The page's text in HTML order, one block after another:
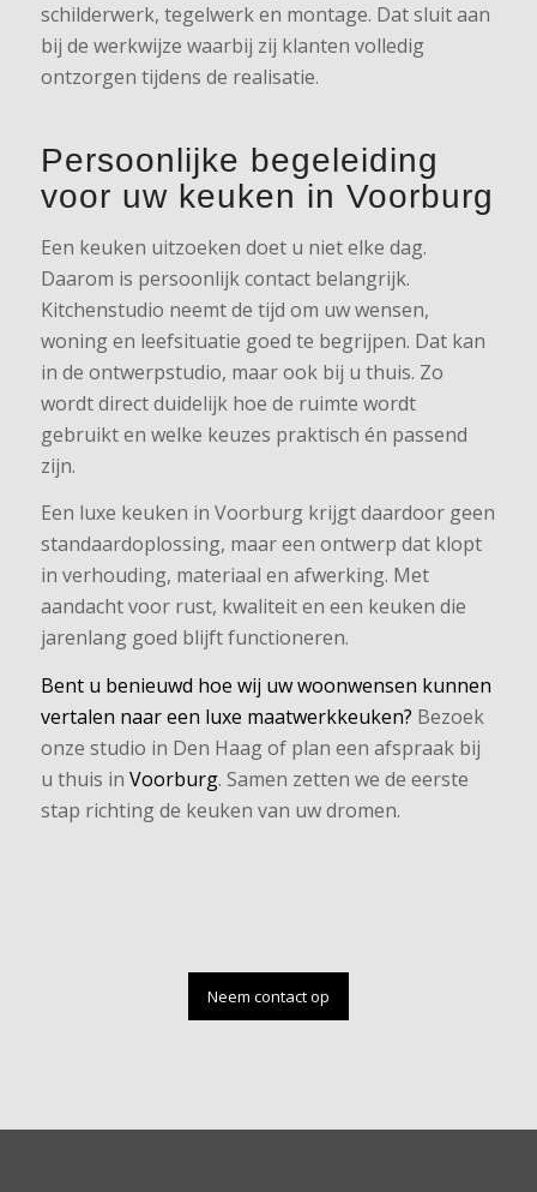
schilderwerk, tegelwerk en montage. Dat sluit aan
bij de werkwijze waarbij zij klanten volledig
ontzorgen tijdens de realisatie.
Persoonlijke begeleiding
voor uw keuken in Voorburg
Een keuken uitzoeken doet u niet elke dag.
Daarom is persoonlijk contact belangrijk.
Kitchenstudio neemt de tijd om uw wensen,
woning en leefsituatie goed te begrijpen. Dat kan
in de ontwerpstudio, maar ook bij u thuis. Zo
wordt direct duidelijk hoe de ruimte wordt
gebruikt en welke keuzes praktisch én passend
zijn.
Een luxe keuken in Voorburg krijgt daardoor geen
standaardoplossing, maar een ontwerp dat klopt
in verhouding, materiaal en afwerking. Met
aandacht voor rust, kwaliteit en een keuken die
jarenlang goed blijft functioneren.
Bent u benieuwd hoe wij uw woonwensen kunnen
vertalen naar een luxe maatwerkkeuken? Bezoek
onze studio in Den Haag of plan een afspraak bij
u thuis in Voorburg. Samen zetten we de eerste
stap richting de keuken van uw dromen.
Neem contact op